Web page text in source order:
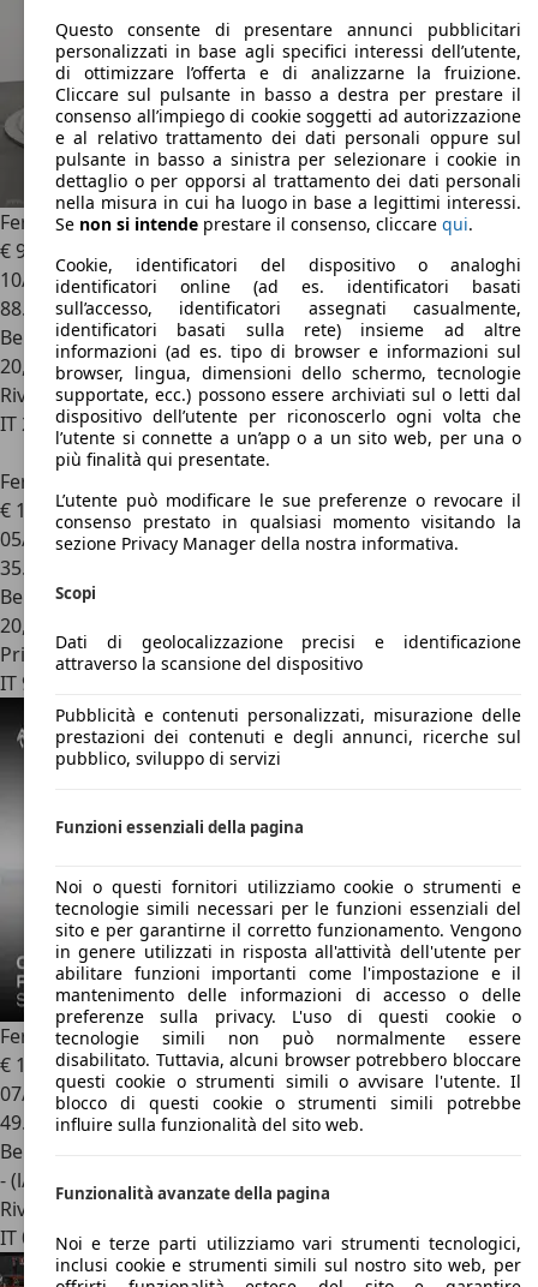
Ferrari 612Scaglietti F1
€ 99.000
10/2006
88.451 km
Benzina
20,7 l/100 km (comb.)
Rivenditore
IT 20040Cambiago - Milano - Mi
Ferrari 612
€ 103.000
05/2006
35.000 km
Benzina
20,7 l/100 km (comb.)
Privato
IT 96100
Ferrari 612612 Scaglietti F1
€ 129.500
07/2007
49.500 km
Benzina
- (l/100 km)
Rivenditore
IT 00156Roma - Rm
Questo consente di presentare annunci pubblicitari
personalizzati in base agli specifici interessi dell’utente,
di ottimizzare l’offerta e di analizzarne la fruizione.
Cliccare sul pulsante in basso a destra per prestare il
consenso all’impiego di cookie soggetti ad autorizzazione
e al relativo trattamento dei dati personali oppure sul
pulsante in basso a sinistra per selezionare i cookie in
dettaglio o per opporsi al trattamento dei dati personali
nella misura in cui ha luogo in base a legittimi interessi.
Se non si intende prestare il consenso, cliccare qui.
Cookie, identificatori del dispositivo o analoghi
identificatori online (ad es. identificatori basati
sull’accesso, identificatori assegnati casualmente,
identificatori basati sulla rete) insieme ad altre
informazioni (ad es. tipo di browser e informazioni sul
browser, lingua, dimensioni dello schermo, tecnologie
supportate, ecc.) possono essere archiviati sul o letti dal
dispositivo dell’utente per riconoscerlo ogni volta che
l’utente si connette a un’app o a un sito web, per una o
più finalità qui presentate.
L’utente può modificare le sue preferenze o revocare il
consenso prestato in qualsiasi momento visitando la
sezione Privacy Manager della nostra informativa.
Scopi
Dati di geolocalizzazione precisi e identificazione
attraverso la scansione del dispositivo
Pubblicità e contenuti personalizzati, misurazione delle
prestazioni dei contenuti e degli annunci, ricerche sul
pubblico, sviluppo di servizi
Funzioni essenziali della pagina
Noi o questi fornitori utilizziamo cookie o strumenti e
tecnologie simili necessari per le funzioni essenziali del
sito e per garantirne il corretto funzionamento. Vengono
in genere utilizzati in risposta all'attività dell'utente per
abilitare funzioni importanti come l'impostazione e il
mantenimento delle informazioni di accesso o delle
preferenze sulla privacy. L'uso di questi cookie o
tecnologie simili non può normalmente essere
disabilitato. Tuttavia, alcuni browser potrebbero bloccare
questi cookie o strumenti simili o avvisare l'utente. Il
blocco di questi cookie o strumenti simili potrebbe
influire sulla funzionalità del sito web.
Funzionalità avanzate della pagina
Noi e terze parti utilizziamo vari strumenti tecnologici,
inclusi cookie e strumenti simili sul nostro sito web, per